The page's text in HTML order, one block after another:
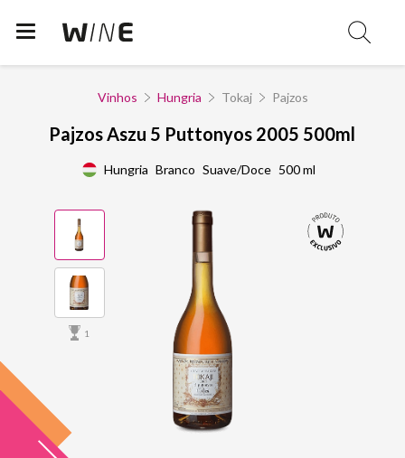
Vinhos Hungria Tokaj Pajzos
Pajzos Aszu 5 Puttonyos 2005 500ml
Hungria Branco Suave/Doce 500 ml
1